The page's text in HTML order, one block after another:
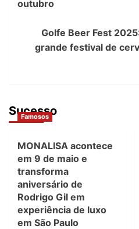
outubro
Golfe Beer Fest
grande festival de
Sucesso
Famosos
MONALISA acontece
em 9 de maio e
transforma
aniversário de
Rodrigo Gil em
experiência de luxo
em São Paulo